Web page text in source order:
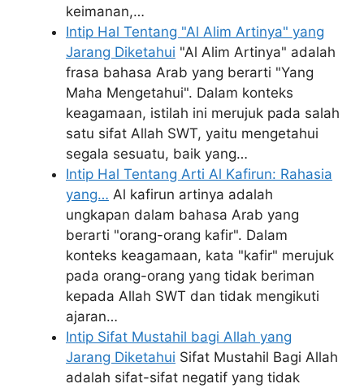
keimanan,…
Intip Hal Tentang "Al Alim Artinya" yang
Jarang Diketahui "Al Alim Artinya" adalah
frasa bahasa Arab yang berarti "Yang
Maha Mengetahui". Dalam konteks
keagamaan, istilah ini merujuk pada salah
satu sifat Allah SWT, yaitu mengetahui
segala sesuatu, baik yang…
Intip Hal Tentang Arti Al Kafirun: Rahasia
yang… Al kafirun artinya adalah
ungkapan dalam bahasa Arab yang
berarti "orang-orang kafir". Dalam
konteks keagamaan, kata "kafir" merujuk
pada orang-orang yang tidak beriman
kepada Allah SWT dan tidak mengikuti
ajaran…
Intip Sifat Mustahil bagi Allah yang
Jarang Diketahui Sifat Mustahil Bagi Allah
adalah sifat-sifat negatif yang tidak